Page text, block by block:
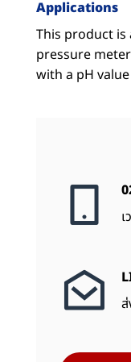
Applications
This product
pressure
with a pH